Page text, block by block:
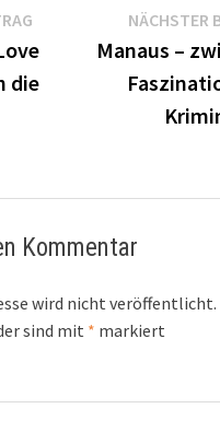
Vorheriger
Beitrag:
die
NÄCHSTER
Manaus –
Kommentar
wird nicht veröffentlicht.
sind mit * markiert